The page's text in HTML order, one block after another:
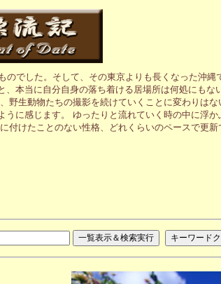
でした。そして、その東京よりも長くなった沖縄
本当に自分自身の落ち着ける居場所は何処にもな
野生動物たちの撮影を続けていくことに変わりは
に感じます。 ゆったりと流れていく時の中に浮
付けたことのない性格、どれくらいのペースで更